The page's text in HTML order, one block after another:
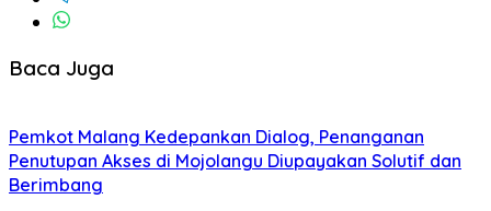
Baca Juga
Pemkot Malang Kedepankan Dialog, Penanganan
Penutupan Akses di Mojolangu Diupayakan Solutif dan
Berimbang